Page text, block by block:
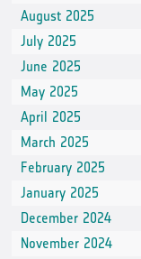
August 2025
July 2025
June 2025
May 2025
April 2025
March 2025
February 2025
January 2025
December 2024
November 2024